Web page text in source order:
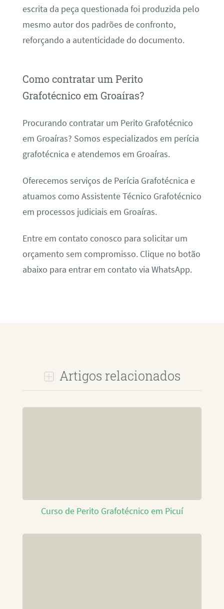
escrita da peça questionada foi produzida pelo
mesmo autor dos padrões de confronto,
reforçando a autenticidade do documento.
Como contratar um Perito
Grafotécnico em Groaíras?
Procurando contratar um Perito Grafotécnico
em Groaíras? Somos especializados em perícia
grafotécnica e atendemos em Groaíras.
Oferecemos serviços de Perícia Grafotécnica e
atuamos como Assistente Técnico Grafotécnico
em processos judiciais em Groaíras.
Entre em contato conosco para solicitar um
orçamento sem compromisso. Clique no botão
abaixo para entrar em contato via WhatsApp.
Artigos relacionados
Curso de Perito Grafotécnico em Picuí